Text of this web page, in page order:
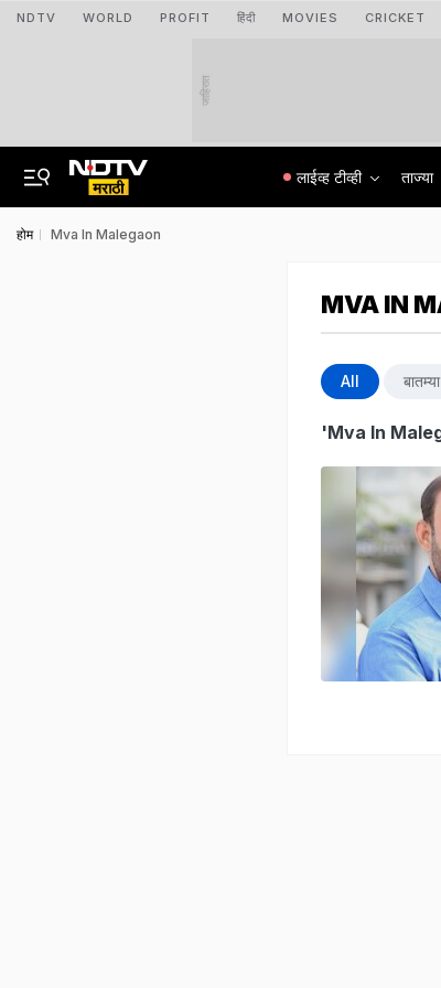
NDTV WORLD PROFIT हिंदी MOVIES CRICKET
जाहिरात
लाईव्ह टीव्ही ताज्या
होम Mva In Malegaon
MVA IN
All बातम्या
'Mva In